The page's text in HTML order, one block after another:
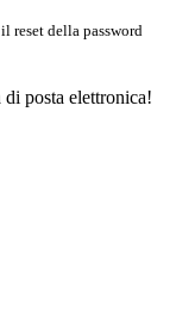
reset della password
posta elettronica!